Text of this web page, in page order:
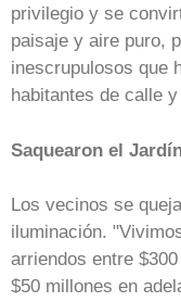
privilegio y se
paisaje y aire puro,
inescrupulosos que
habitantes de calle
Saquearon el
Los vecinos se
iluminación.
arriendos entre
$50 millones en